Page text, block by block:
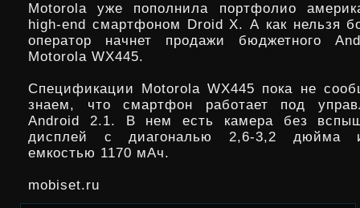
Motorola уже пополнила портфолио
high-end смартфоном Droid X. А как нельзя
оператор начнет продажи бюджетного
Motorola WX445.
Спецификации Motorola WX445 пока не
знаем, что смартфон работает под
Android 2.1. В нем есть камера без
дисплей с диагональю 2,6-3,2 дюйма и
емкостью 1170 мАч.
mobiset.ru